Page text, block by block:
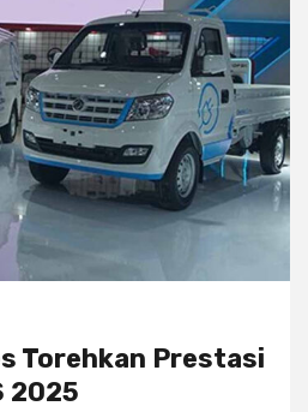
Torehkan Prestasi
2025